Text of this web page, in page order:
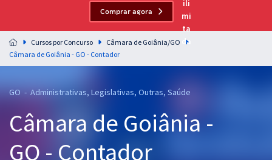
Residências Multiprofissionais
Preparação completa e intensiva para as principais
residências em saúde do Brasil
Cursos 20% OFF
Pós
Comprar agora
Cursos por Concurso
Câmara de Goiânia/GO
Câmara de Goiânia - GO - Contador
GO - Administrativas, Legislativas, Outras, Saúde
Câmara de Goiânia -
GO - Contador